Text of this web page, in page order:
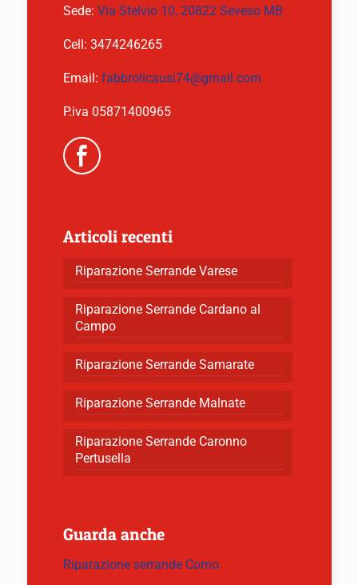
Sede: Via Stelvio 10, 20822 Seveso MB
Cell: 3474246265
Email: fabbrolicausi74@gmail.com
P.iva 05871400965
Articoli recenti
Riparazione Serrande Varese
Riparazione Serrande Cardano al
Campo
Riparazione Serrande Samarate
Riparazione Serrande Malnate
Riparazione Serrande Caronno
Pertusella
Guarda anche
Riparazione serrande Como